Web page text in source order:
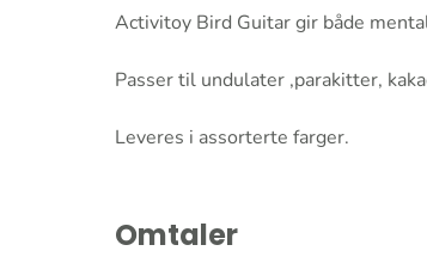
Activitoy Bird Guitar gir både
Passer til undulater ,parakitter,
Leveres i assorterte farger.
Omtaler